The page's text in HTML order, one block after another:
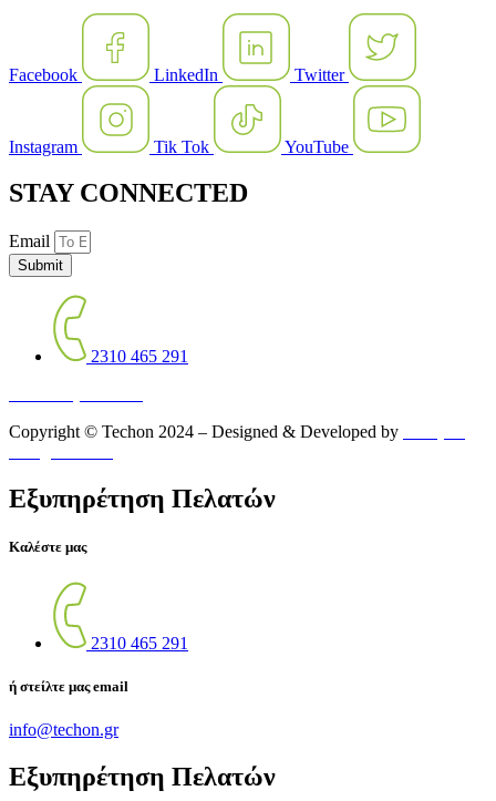
Facebook LinkedIn Twitter
Instagram Tik Tok YouTube
STAY CONNECTED
Email
Submit
2310 465 291
Copyright © Techon 2024 – Designed & Developed by
Εξυπηρέτηση Πελατών
Καλέστε μας
2310 465 291
ή στείλτε μας email
info@techon.gr
Εξυπηρέτηση Πελατών